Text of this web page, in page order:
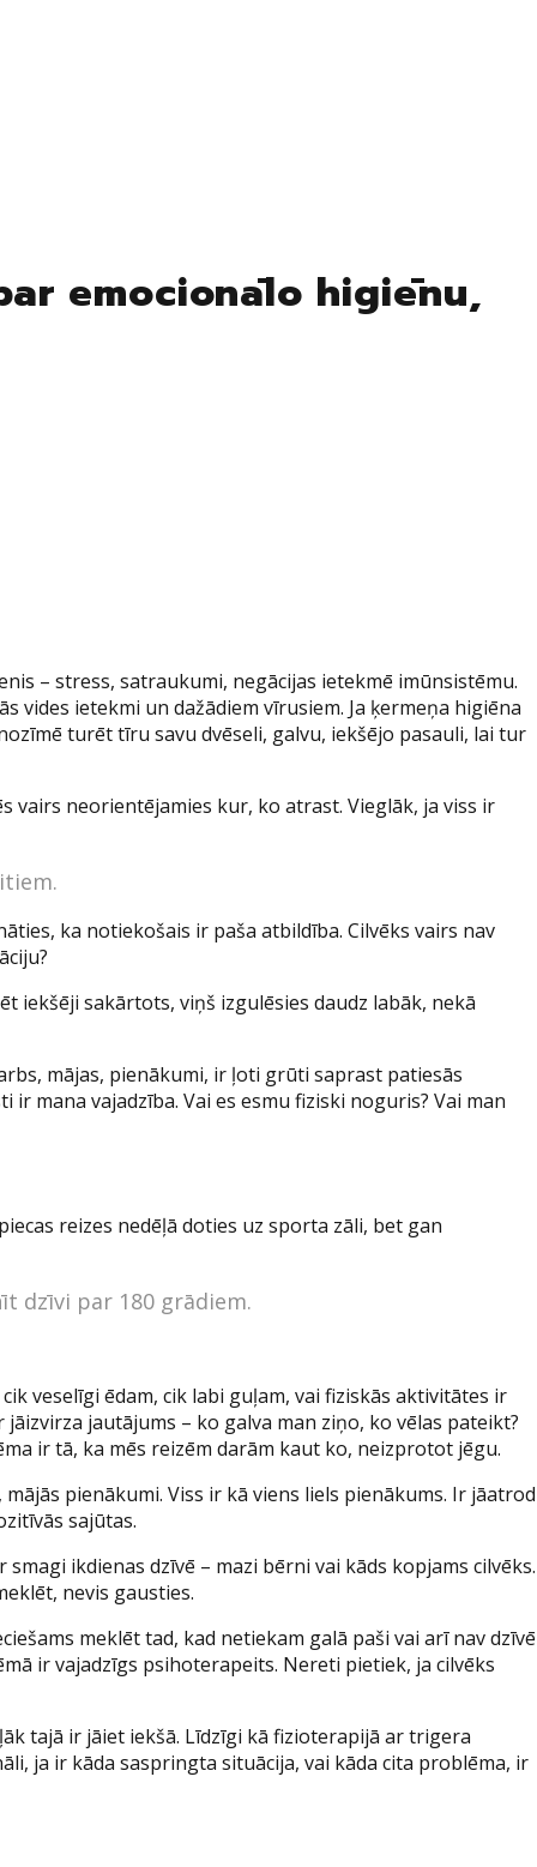
emocionālo higiēnu,
– stress, satraukumi, negācijas ietekmē imūnsistēmu.
vides ietekmi un dažādiem vīrusiem. Ja ķermeņa higiēna
turēt tīru savu dvēseli, galvu, iekšējo pasauli, lai tur
vairs neorientējamies kur, ko atrast. Vieglāk, ja viss ir
ka notiekošais ir paša atbildība. Cilvēks vairs nav
iekšēji sakārtots, viņš izgulēsies daudz labāk, nekā
mājas, pienākumi, ir ļoti grūti saprast patiesās
mana vajadzība. Vai es esmu fiziski noguris? Vai man
reizes nedēļā doties uz sporta zāli, bet gan
dzīvi par 180 grādiem.
veselīgi ēdam, cik labi guļam, vai fiziskās aktivitātes ir
jautājums – ko galva man ziņo, ko vēlas pateikt?
ir tā, ka mēs reizēm darām kaut ko, neizprotot jēgu.
pienākumi. Viss ir kā viens liels pienākums. Ir jāatrod
sajūtas.
ikdienas dzīvē – mazi bērni vai kāds kopjams cilvēks.
nevis gausties.
meklēt tad, kad netiekam galā paši vai arī nav dzīvē
ir vajadzīgs psihoterapeits. Nereti pietiek, ja cilvēks
tajā ir jāiet iekšā. Līdzīgi kā fizioterapijā ar trigera
ja ir kāda saspringta situācija, vai kāda cita problēma, ir